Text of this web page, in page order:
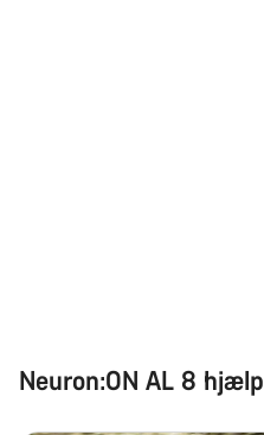
Neuron:ON AL 8 hjælp